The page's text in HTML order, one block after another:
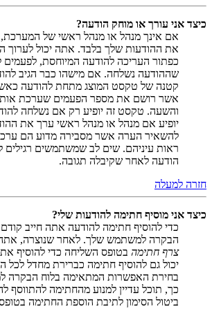
כיצד אני עורך או מוחק הודעה?
אם אינך מנהל או מנהל ראשי של המערכת,
את ההודעות שלך בלבד. אתה יכול לערוך
כפתור העריכה להודעה המיוחסת, לפעמים
שההודעה נשלחה. אם מישהו כבר הגיב
קטנה של טקסט המוצג מתחת להודעה
אשר רושם את מספר הפעמים שערכת
והשעה. טקסט זה יופיע רק אם נשלחה
יופיע אם מנהל או מנהל ראשי ערך את
להשאיר הערה אשר מסבירה מדוע הם
ראות עיניהם. שים לב שמשתמשים רגילים
הודעה לאחר שקיבלה תגובה.
חזרה למעלה
כיצד אני מוסיף חתימה להודעות שלי?
כדי להוסיף חתימה להודעה אתה חייב
הבקרה למשתמש שלך. לאחר שנוצרה, אתה
צרף חתימה בטופס השליחה כדי להוסיף
יכול גם להוסיף חתימה כברירת מחדל לכל
בחירת האפשרות המתאימה בלוח
כך, תוכל עדיין למנוע מהחתימה להתווסף
ביטול הסימון לתיבת הוספת החתימה